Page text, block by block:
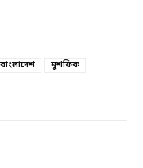
বাংলাদেশ
মুশফিক